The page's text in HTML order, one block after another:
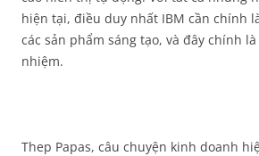
hiện tại, điều duy nhất IBM cần chính
các sản phẩm sáng tạo, và đây chính
nhiệm.
Thep Papas, câu chuyện kinh doanh